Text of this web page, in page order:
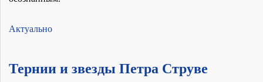
Актуально
Тернии и звезды Петра Струве